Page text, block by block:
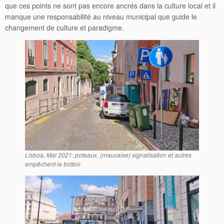
que ces points ne sont pas encore ancrés dans la culture local et il
manque une responsabilité au niveau municipal que guide le
changement de culture et paradigme.
Lisboa, Mai 2021: poteaux, (mauvaise) signalisation et autres
empêchent le trottoir